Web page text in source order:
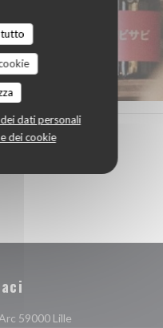
tutto
dati personali
dei cookie
59000 Lille